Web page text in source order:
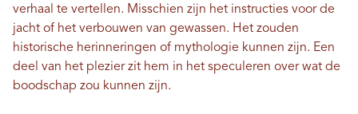
verhaal te vertellen. Misschien zijn het instructies voor de
jacht of het verbouwen van gewassen. Het zouden
historische herinneringen of mythologie kunnen zijn. Een
deel van het plezier zit hem in het speculeren over wat de
boodschap zou kunnen zijn.